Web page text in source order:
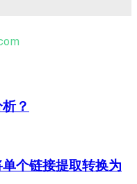
？
个链接提取转换为